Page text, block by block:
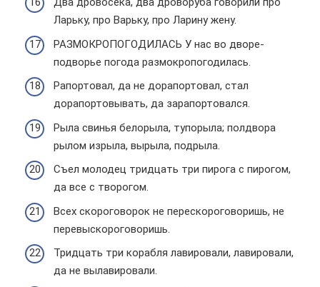
Ларьку, про Варьку, про Ларину жену.
РАЗМОКРОПОГОДИЛАСЬ У нас во дворе-
подворье погода размокропогодилась.
Рапортовал, да не дорапортовал, стал
дорапортовывать, да зарапортовался.
Рыла свинья белорыла, тупорыла; полдвора
рылом изрыла, вырыла, подрыла.
Съел молодец тридцать три пирога с пирогом,
да все с творогом.
Всех скороговорок не перескороговоришь, не
перевыскороговоришь.
Тридцать три корабля лавировали, лавировали,
да не вылавировали.